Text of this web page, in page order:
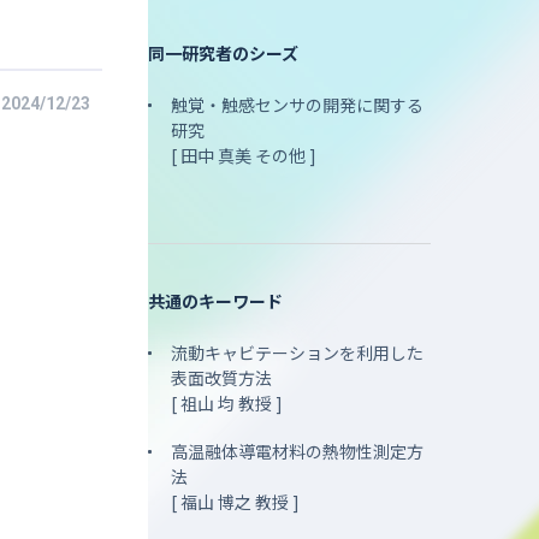
2024/12/23
同一研究者のシーズ
触覚・触感センサの開発に関する
研究
[ 田中 真美 その他 ]
共通のキーワード
流動キャビテーションを利用した
表面改質方法
[ 祖山 均 教授 ]
高温融体導電材料の熱物性測定方
法
[ 福山 博之 教授 ]